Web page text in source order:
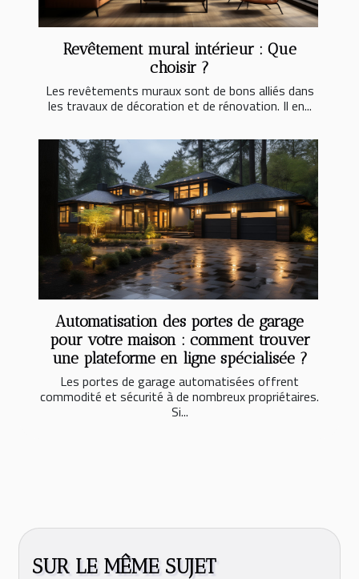
Revêtement mural intérieur : Que
choisir ?
Les revêtements muraux sont de bons alliés dans
les travaux de décoration et de rénovation. Il en...
Automatisation des portes de garage
pour votre maison : comment trouver
une plateforme en ligne spécialisée ?
Les portes de garage automatisées offrent
commodité et sécurité à de nombreux propriétaires.
Si...
SUR LE MÊME SUJET